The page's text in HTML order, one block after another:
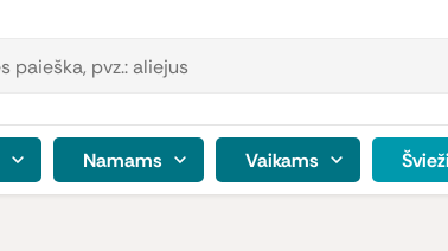
Namams Vaikams